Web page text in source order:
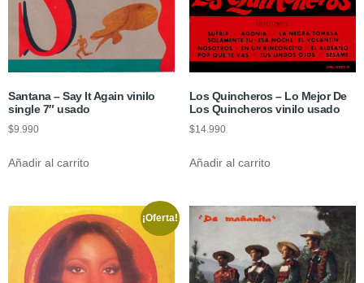
Santana – Say It Again vinilo
single 7″ usado
$9.990
Añadir al carrito
Los Quincheros ‎– Lo Mejor De
Los Quincheros vinilo usado
$14.990
Añadir al carrito
¡Oferta!